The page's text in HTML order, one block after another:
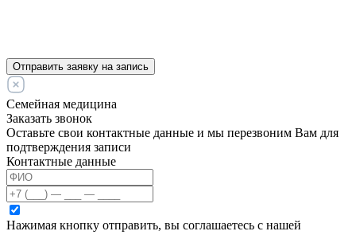
Отправить заявку на запись
Семейная медицина
Заказать звонок
Оставьте свои контактные данные и мы перезвоним Вам для
подтверждения записи
Контактные данные
Нажимая кнопку отправить, вы соглашаетесь с нашей